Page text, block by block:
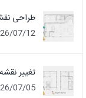
طراحی نقشه ویلا
07/12
تغییر
07/05